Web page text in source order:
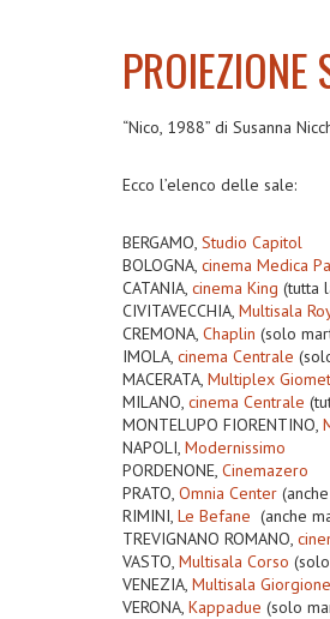
“Nico, 1988” di Susanna
Ecco l’elenco delle sale:
BERGAMO, Studio Capitol
BOLOGNA, cinema Medica
CATANIA, cinema King (tutta
CIVITAVECCHIA, Multisala
CREMONA, Chaplin (solo
IMOLA, cinema Centrale
MACERATA, Multiplex
MILANO, cinema Centrale
MONTELUPO FIORENTINO,
NAPOLI, Modernissimo
PORDENONE, Cinemazero
PRATO, Omnia Center
RIMINI, Le Befane (anche
TREVIGNANO ROMANO,
VASTO, Multisala Corso
VENEZIA, Multisala Giorgione
VERONA, Kappadue (solo